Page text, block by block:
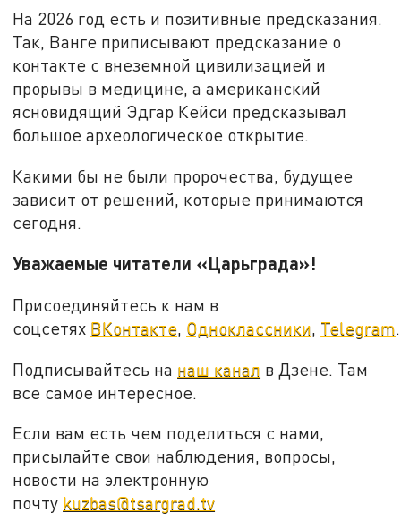
На 2026 год есть и позитивные предсказания.
Так, Ванге приписывают предсказание о
контакте с внеземной цивилизацией и
прорывы в медицине, а американский
ясновидящий Эдгар Кейси предсказывал
большое археологическое открытие.
Какими бы не были пророчества, будущее
зависит от решений, которые принимаются
сегодня.
Уважаемые читатели «Царьграда»!
Присоединяйтесь к нам в
соцсетях ВКонтакте, Одноклассники, Telegram.
Подписывайтесь на наш канал в Дзене. Там
все самое интересное.
Если вам есть чем поделиться с нами,
присылайте свои наблюдения, вопросы,
новости на электронную
почту kuzbas@tsargrad.tv